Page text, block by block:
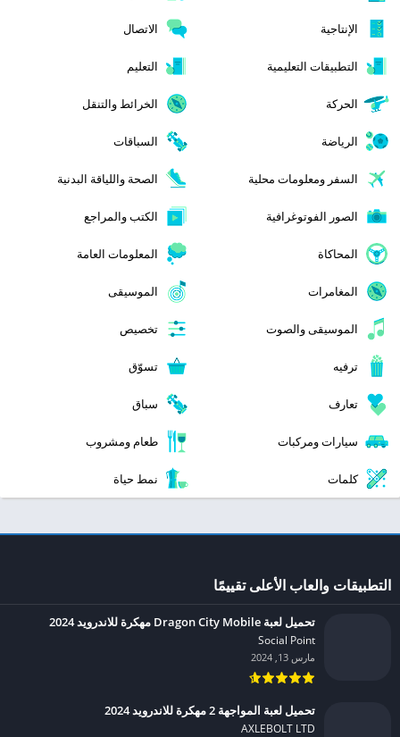
اجتماعي افضل العاب اندرويد
الأدوات الألعاب الإستراتيجية
الألعاب البسيطة الألغاز
الإنتاجية الاتصال
التطبيقات التعليمية التعليم
الحركة الخرائط والتنقل
الرياضة السباقات
السفر ومعلومات محلية الصحة واللياقة البدنية
الصور الفوتوغرافية
المحاكاة المعلومات العامة
المغامرات الموسيقى
الموسيقى والصوت تخصيص
ترفيه تسوّق
كلمات
تحميل لعبة Dragon City Mobile مهكرة للاندرويد 2024